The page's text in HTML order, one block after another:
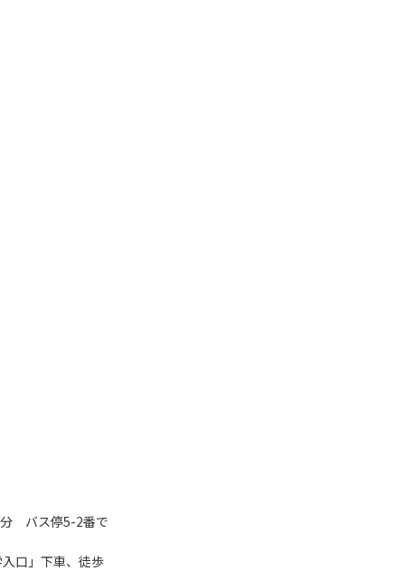
分 バス停5-2番で
口」下車、徒歩